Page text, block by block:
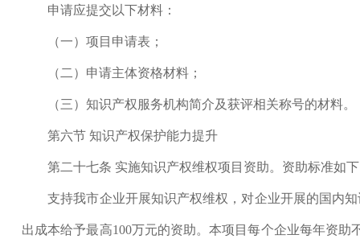
申请应提交以下材料：
（一）项目申请表；
（二）申请主体资格材料；
（三）知识产权服务机构简介及获评相关称号的材料。
第六节 知识产权保护能力提升
第二十七条 实施知识产权维权项目资助。资助标准如
支持我市企业开展知识产权维权，对企业开展的国内知
出成本给予最高100万元的资助。本项目每个企业每年资